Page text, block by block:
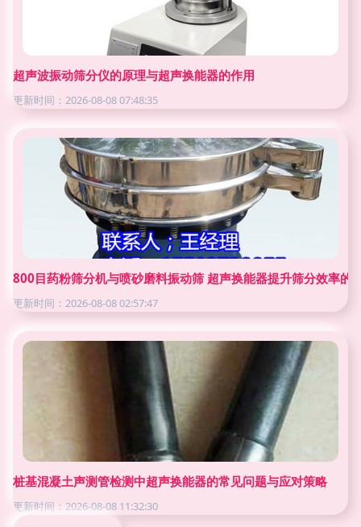
超声波振动筛分仪的原理与超声换能器的作用
更新时间：2026-08-08 07:48:35
800目药粉筛分机与喷砂磨料振动筛 超声换能器提升筛分效率的
更新时间：2026-08-08 02:57:47
桩基混凝土声测管检测中超声换能器的常见问题与应对策略
更新时间：2026-08-08 11:32:30